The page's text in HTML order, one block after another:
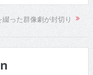
った群像劇が封切り